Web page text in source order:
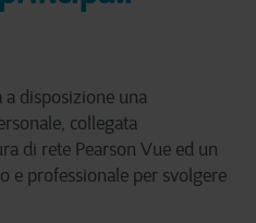
disposizione una
collegata
di rete Pearson Vue ed un
e professionale per svolgere